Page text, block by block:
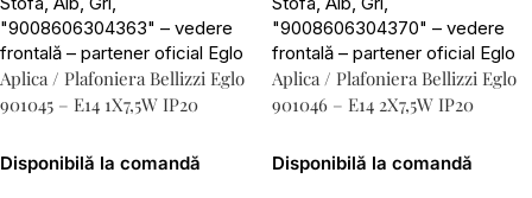
Aplica / Plafoniera Bellizzi Eglo
901045 – E14 1X7,5W IP20
Disponibilă la comandă
Aplica / Plafoniera Bellizzi Eglo
901046 – E14 2X7,5W IP20
Disponibilă la comandă